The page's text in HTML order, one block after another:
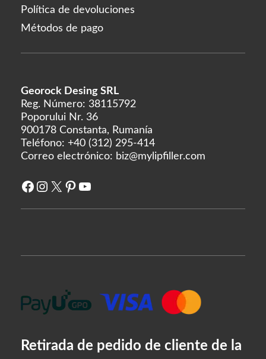
prima
princesa
Rejeunesse
RENÉE
Restylane
Revanesse
Revolax
Saypha
Zishel
FABRICANTES
Política de devoluciones
Métodos de pago
Georock Desing SRL
Reg. Número: 38115792
Poporului Nr. 36
900178 Constanta, Rumanía
Teléfono: +40 (312) 295-414
Correo electrónico: biz@mylipfiller.com
Facebook
Instagram
X Pinterest
YouTube
Retirada de pedido de cliente de la